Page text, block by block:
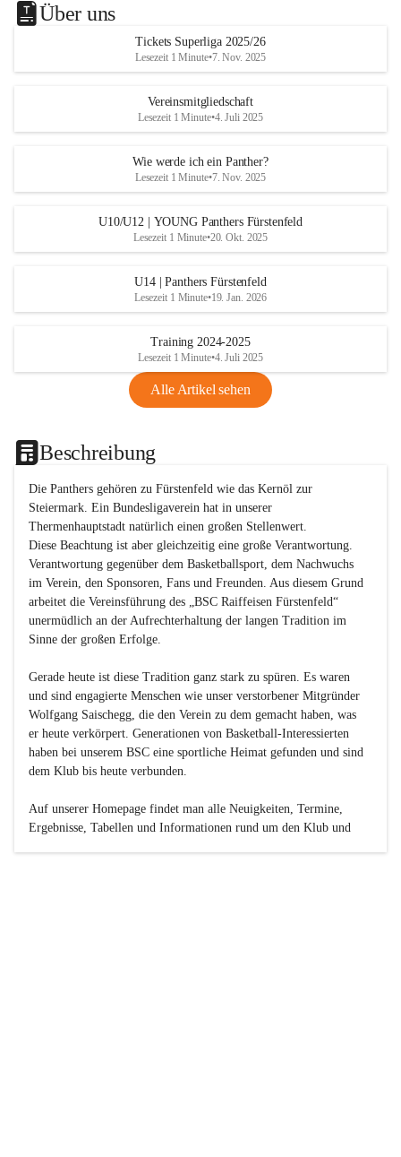
Über uns
Tickets Superliga 2025/26
Lesezeit 1 Minute•7. Nov. 2025
Vereinsmitgliedschaft
Lesezeit 1 Minute•4. Juli 2025
Wie werde ich ein Panther?
Lesezeit 1 Minute•7. Nov. 2025
U10/U12 | YOUNG Panthers Fürstenfeld
Lesezeit 1 Minute•20. Okt. 2025
U14 | Panthers Fürstenfeld
Lesezeit 1 Minute•19. Jan. 2026
Training 2024-2025
Lesezeit 1 Minute•4. Juli 2025
Alle Artikel sehen
Beschreibung
Die Panthers gehören zu Fürstenfeld wie das Kernöl zur
Steiermark. Ein Bundesligaverein hat in unserer
Thermenhauptstadt natürlich einen großen Stellenwert.
Diese Beachtung ist aber gleichzeitig eine große Verantwortung.
Verantwortung gegenüber dem Basketballsport, dem Nachwuchs
im Verein, den Sponsoren, Fans und Freunden. Aus diesem Grund
arbeitet die Vereinsführung des „BSC Raiffeisen Fürstenfeld“
unermüdlich an der Aufrechterhaltung der langen Tradition im
Sinne der großen Erfolge.
Gerade heute ist diese Tradition ganz stark zu spüren. Es waren
und sind engagierte Menschen wie unser verstorbener Mitgründer
Wolfgang Saischegg, die den Verein zu dem gemacht haben, was
er heute verkörpert. Generationen von Basketball-Interessierten
haben bei unserem BSC eine sportliche Heimat gefunden und sind
dem Klub bis heute verbunden.
Auf unserer Homepage findet man alle Neuigkeiten, Termine,
Ergebnisse, Tabellen und Informationen rund um den Klub und